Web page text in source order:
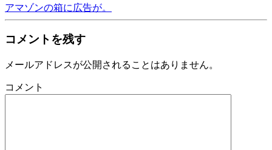
アマゾンの箱に広告が。
コメントを残す
メールアドレスが公開されることはありません。
コメント